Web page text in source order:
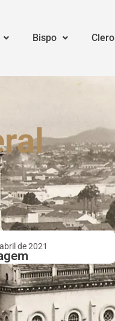
Bispo Clero
de 2021